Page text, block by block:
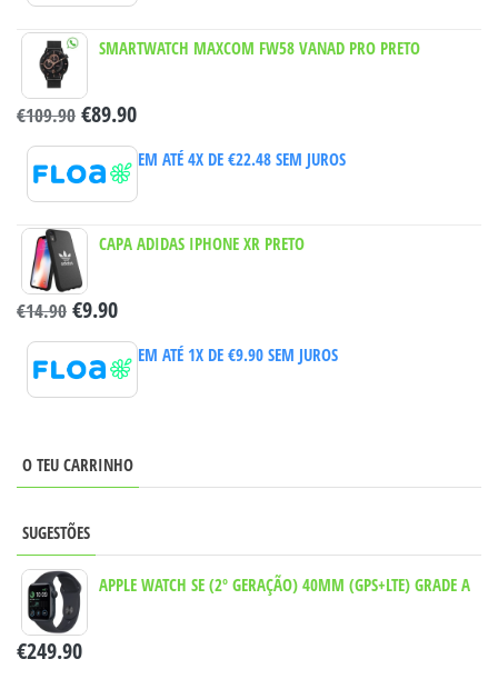
SMARTWATCH MAXCOM FW58 VANAD PRO PRETO
€109.90 €89.90
EM ATÉ 4X DE €22.48SEM JUROS
CAPA ADIDAS IPHONE XR PRETO
€14.90 €9.90
EM ATÉ 1X DE €9.90SEM JUROS
O TEU CARRINHO
SUGESTÕES
APPLE WATCH SE (2º GERAÇÃO) 40MM (GPS+LTE) GRADE A
€249.90